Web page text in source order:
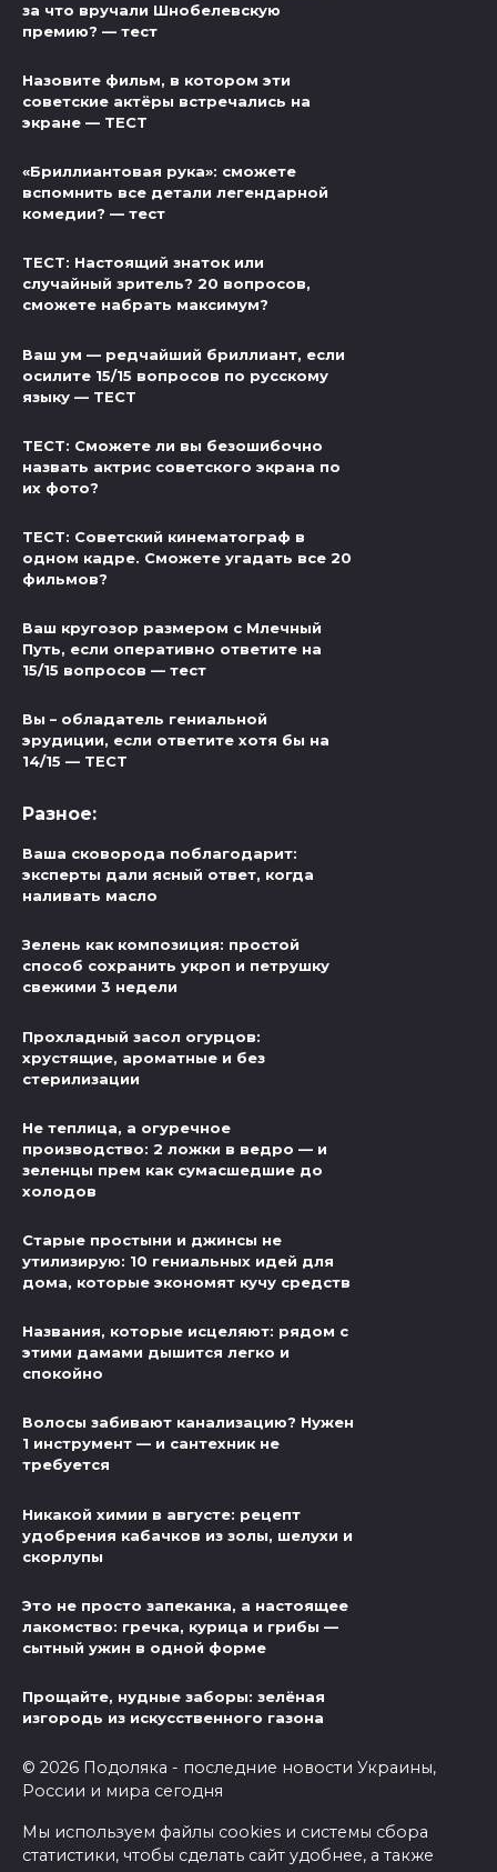
за что вручали Шнобелевскую
премию? — тест
Назовите фильм, в котором эти
советские актёры встречались на
экране — ТЕСТ
«Бриллиантовая рука»: сможете
вспомнить все детали легендарной
комедии? — тест
ТЕСТ: Настоящий знаток или
случайный зритель? 20 вопросов,
сможете набрать максимум?
Ваш ум — редчайший бриллиант, если
осилите 15/15 вопросов по русскому
языку — ТЕСТ
ТЕСТ: Сможете ли вы безошибочно
назвать актрис советского экрана по
их фото?
ТЕСТ: Советский кинематограф в
одном кадре. Сможете угадать все 20
фильмов?
Ваш кругозор размером с Млечный
Путь, если оперативно ответите на
15/15 вопросов — тест
Вы – обладатель гениальной
эрудиции, если ответите хотя бы на
14/15 — ТЕСТ
Разное:
Ваша сковорода поблагодарит:
эксперты дали ясный ответ, когда
наливать масло
Зелень как композиция: простой
способ сохранить укроп и петрушку
свежими 3 недели
Прохладный засол огурцов:
хрустящие, ароматные и без
стерилизации
Не теплица, а огуречное
производство: 2 ложки в ведро — и
зеленцы прем как сумасшедшие до
холодов
Старые простыни и джинсы не
утилизирую: 10 гениальных идей для
дома, которые экономят кучу средств
Названия, которые исцеляют: рядом с
этими дамами дышится легко и
спокойно
Волосы забивают канализацию? Нужен
1 инструмент — и сантехник не
требуется
Никакой химии в августе: рецепт
удобрения кабачков из золы, шелухи и
скорлупы
Это не просто запеканка, а настоящее
лакомство: гречка, курица и грибы —
сытный ужин в одной форме
Прощайте, нудные заборы: зелёная
изгородь из искусственного газона
© 2026 Подоляка - последние новости Украины,
России и мира сегодня
Мы используем файлы cookies и системы сбора
статистики, чтобы сделать сайт удобнее, а также